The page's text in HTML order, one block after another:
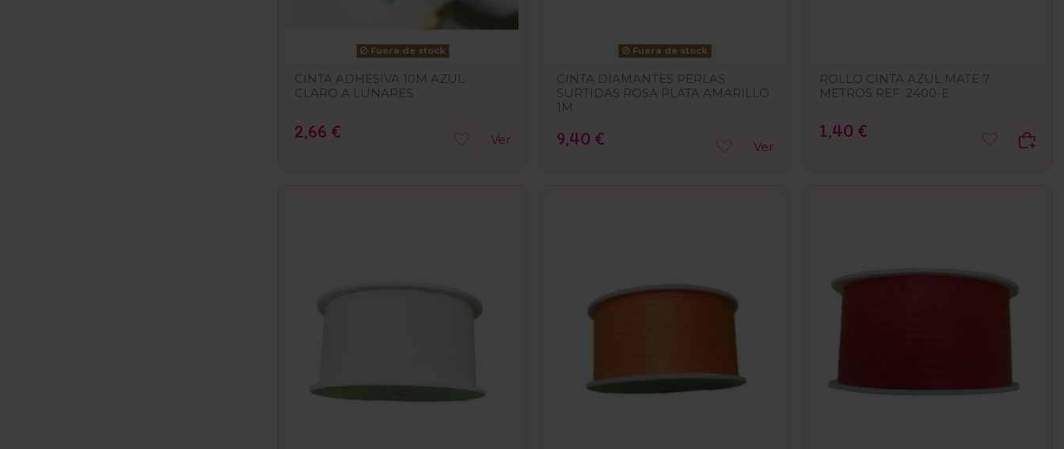
Fuera de stock
CINTA ADHESIVA 10M AZUL
CLARO A LUNARES
2,66 € Ver
Fuera de stock
CINTA DIAMANTES PERLAS
SURTIDAS ROSA PLATA AMARILLO
1M
9,40 € Ver
ROLLO CINTA AZUL MATE 7
METROS REF. 2400-E
1,40 €